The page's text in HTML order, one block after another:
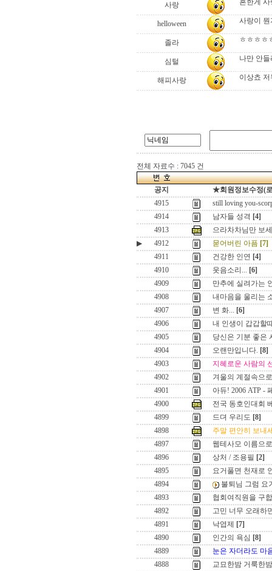
사랑 흔한게
helloween 사랑이 뭔
졸라 ㅎㅎㅎㅎ
심털 나만 안
해피사랑 이상쵸 저
전체 자료수 : 7045 건
공지
★회원정보수정(
4915
still loving you-
4914
남자들 성격 [4]
4913
으라차차님만 보
▶
4912 묻어버린 아픔 [7]
4911
건강한 인연 [4]
4910
웃음소리... [6]
4909
만추에 실려가는
4908
내마음을 울리는
4907
변 화... [6]
4906
내 인생이 갑갑할
4905
당신은 기분 좋은
4904
오랜만입니다. [8]
4903
지혜로운 사람의
4902
겨울의 계절속으
4901
아듀! 2006 ATP -
4900
전국 동호인대회
4899
드뎌 우리도 [8]
4898
주말 편안히 보내
4897
웹테사모 이름으
4896
상처 / 조용필 [2]
4895
요거풀면 천재로
4894
불퇴님 그럼 요
4893
협회여직원을 구
4892
고민 너무 오래하
4891
낙엽제
[7]
4890
인간의 욕심 [8]
4889
눈은 자더라도 마
4888
교묘한밤 거룩한밤